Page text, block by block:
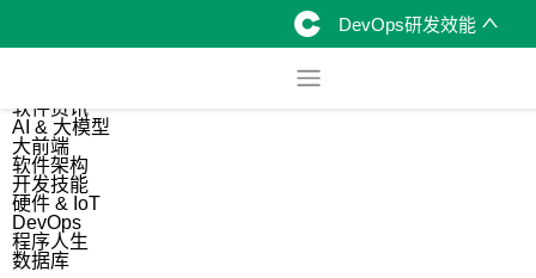
DevOps研发效能
软件资讯
AI & 大模型
大前端
软件架构
开发技能
硬件 & IoT
DevOps
程序人生
数据库